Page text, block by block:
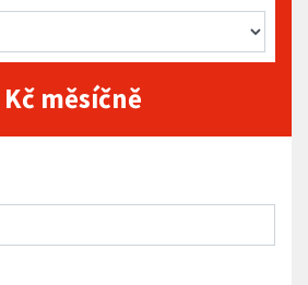
Kč měsíčně